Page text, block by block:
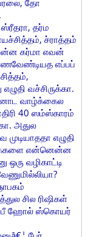
தோ
தர்ம
ச்ராத்தம்
கர்மா எவன்
எப்பப்
வச்சிருக்கா.
வாழ்க்கைல
40 ஸம்ஸ்காரம்
அதுல
எழுதி
என்னென்ன
வழிகாட்டி
சில ரிஷிகள்
பீ ஹோல் ஸ்கொயர்